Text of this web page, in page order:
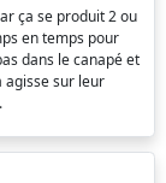
ça se produit 2 ou
en temps pour
dans le canapé et
agisse sur leur